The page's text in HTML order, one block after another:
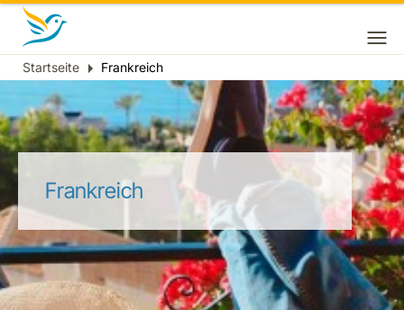
Breadcrumb
Startseite Frankreich
Frankreich